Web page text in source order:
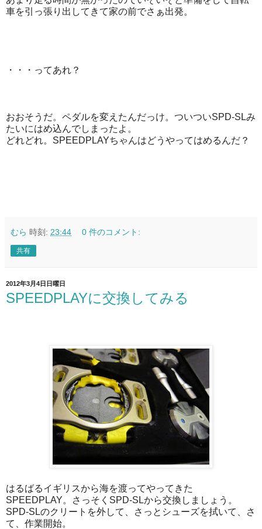
車を引っ張り出してきて家の前でさぁ出発。
・・・ってあれ？
おおそうだ。ペダルを変えたんだっけ。ついついSPD-SLみ
たいにはめ込んでしまったよ。
どれどれ。SPEEDPLAYちゃんはどうやってはめるんだ？
むら 時刻: 23:44 0 件のコメント:
共有
2012年3月4日日曜日
SPEEDPLAYに交換してみる
はるばるイギリスから海を渡ってやってきた
SPEEDPLAY。さっそくSPD-SLから交換しましょう。
SPD-SLのクリートを外して、さっとシューズを拭いて、さ
て、作業開始。